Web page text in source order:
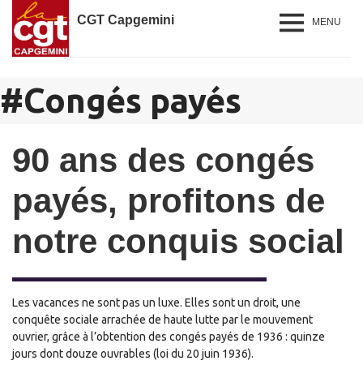
CGT Capgemini MENU
#Congés payés
90 ans des congés
payés, profitons de
notre conquis social
Les vacances ne sont pas un luxe. Elles sont un droit, une
conquête sociale arrachée de haute lutte par le mouvement
ouvrier, grâce à l’obtention des congés payés de 1936 : quinze
jours dont douze ouvrables (loi du 20 juin 1936).